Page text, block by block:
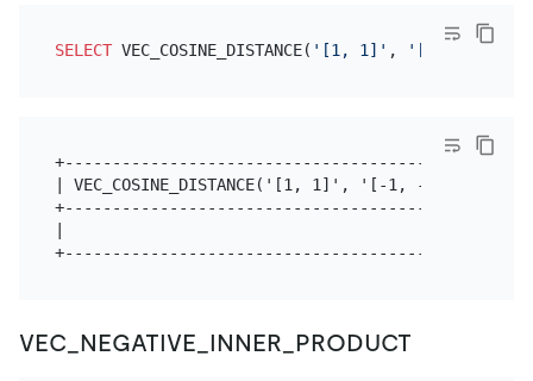
{i=1}^{n}{q*
SELECT VEC_COSINE_DISTANCE( '[1, 1]' , '[-1, -1]'
+-------------------------------------------+
| VEC_COSINE_DISTANCE('[1, 1]', '[-1, -1]') |
+-------------------------------------------+
VEC_NEGATIVE_INNER_PRODUCT